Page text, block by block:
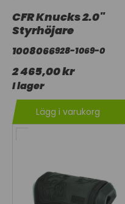
CFR Knucks 2.0"
Styrhöjare
1008066928-1069-0
2 465,00 kr
I lager
Lägg i varukorg